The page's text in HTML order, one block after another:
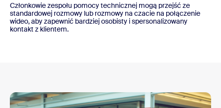
Członkowie zespołu pomocy technicznej mogą przejść ze
standardowej rozmowy lub rozmowy na czacie na połączenie
wideo, aby zapewnić bardziej osobisty i spersonalizowany
kontakt z klientem.